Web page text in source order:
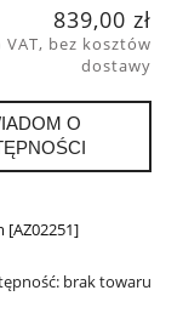
839,00 zł
VAT, bez kosztów
dostawy
O
[AZ02251]
brak towaru